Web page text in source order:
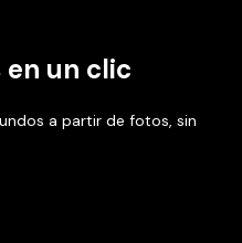
en un clic
a partir de fotos, sin